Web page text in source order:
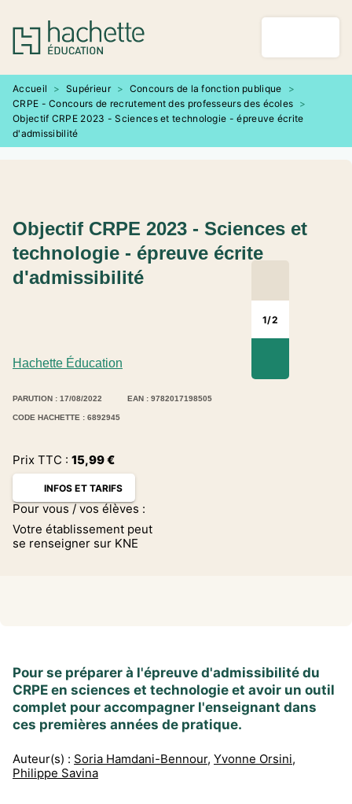
MENU RECHERCHE
PIED DE PAGE
Accueil > Supérieur > Concours de la fonction publique
>
CRPE - Concours de recrutement des professeurs des écoles >
Objectif CRPE 2023 - Sciences et technologie - épreuve écrite
d'admissibilité
1/2
Hachette Éducation
Objectif CRPE 2023 - Sciences et
technologie - épreuve écrite
d'admissibilité
PARUTION : 17/08/2022 EAN : 9782017198505
CODE HACHETTE : 6892945
Prix TTC : 15,99€
INFOS ET TARIFS
Pour vous / vos élèves :
Votre établissement peut
se renseigner sur KNE
Pour se préparer à l'épreuve d'admissibilité du
CRPE en sciences et technologie et avoir un outil
complet pour accompagner l'enseignant dans
ces premières années de pratique.
Auteur(s) : Soria Hamdani-Bennour, Yvonne Orsini,
Philippe Savina